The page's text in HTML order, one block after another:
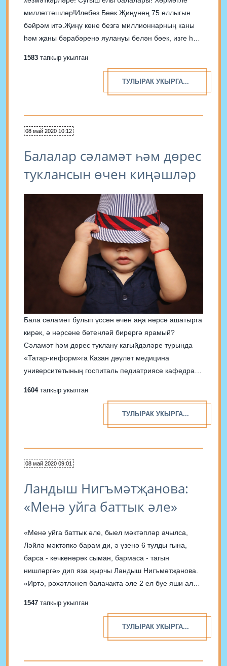
милләттәшләр!Илебез Бөек Җиңүнең 75 еллыгын
бәйрәм итә.Җиңү көне безгә миллионнарның каны
һәм җаны бә­рабәренә яулануы белән бөек, изге һәм
яши, хәтер мәңгелек. Ватан өчен дәһшәтле көрәштә
1583 тапкыр укылган
ТУЛЫРАК УКЫРГА...
08 май 2020 10:12
Балалар сәламәт һәм дөрес
туклансын өчен киңәшләр
Бала сәламәт булып үссен өчен аңа нәрсә ашатырга
кирәк, ә нәрсәне бөтенләй бирергә ярамый?
Сәламәт һәм дөрес туклану кагыйдәләре турында
«Татар-информ»га Казан дәүләт медицина
университетының госпиталь педиатриясе кафедрасы
шифаханәсе табибы Наталья Рылова сөйләде. 1
1604тапкыр укылган
ТУЛЫРАК УКЫРГА...
08 май 2020 09:01
Ландыш Нигъмәтҗанова:
«Менә уйга баттык әле»
«Менә уйга баттык әле, быел мәктәпләр ачылса,
Ләйлә мәктәпкә барам ди, ә үзенә 6 тулды гына,
барса - кечкенәрәк сыман, бармаса - тагын
нишләргә» дип яза җырчы Ландыш Нигъмәтҗанова.
«Иртә, рәхәтләнеп балачакта әле 2 ел буе яши ала,
гел җәллим үзен иртә бирдем»;...
1547 тапкыр укылган
ТУЛЫРАК УКЫРГА...